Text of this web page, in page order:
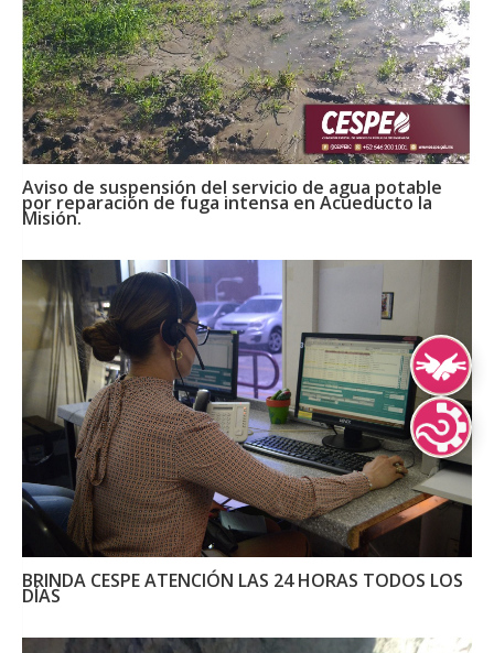
Aviso de suspensión del servicio de agua potable
por reparación de fuga intensa en Acueducto la
Misión.
BRINDA CESPE ATENCIÓN LAS 24 HORAS TODOS LOS
DÍAS
Lengua de
Lenguas